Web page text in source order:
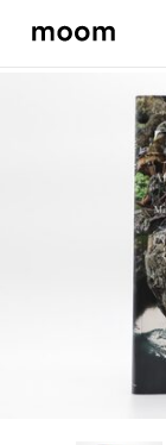
moom